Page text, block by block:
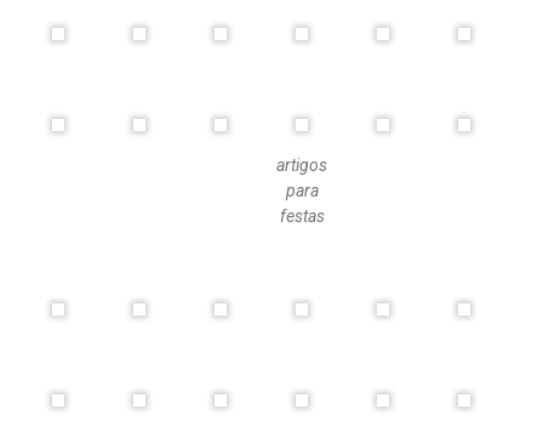
artigos
para
festas